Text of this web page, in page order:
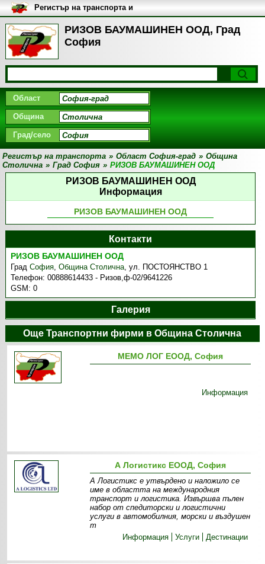
РИЗОВ БАУМАШИНЕН ООД, Град
София
Регистър на транспорта и
транспортните фирми в
България
Област
Община
Град/село
Регистър на транспорта » Област София-град » Община
Столична » Град София » РИЗОВ БАУМАШИНЕН ООД
РИЗОВ БАУМАШИНЕН ООД
Информация
РИЗОВ БАУМАШИНЕН ООД
Контакти
РИЗОВ БАУМАШИНЕН ООД
ГрадСофия,Община Столична,ул. ПОСТОЯНСТВО 1
Телефон:00888614433 - Ризов,ф-02/9641226
GSM:0
Галерия
Още Транспортни фирми в Община Столична
МЕМО ЛОГ ЕООД, София
Информация
А Логистикс ЕООД, София
А Логистикс е утвърдено и наложило се
име в областта на международния
транспорт и логистика. Извършва пълен
набор от спедиторски и логистични
услуги в автомобилния, морски и въздушен
т
Информация
Услуги Дестинации